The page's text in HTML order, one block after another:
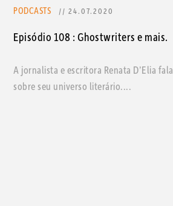
PODCASTS // 24.07.2020
Episódio 108 : Ghostwriters e mais.
A jornalista e escritora Renata D’Elia fala
sobre seu universo literário....